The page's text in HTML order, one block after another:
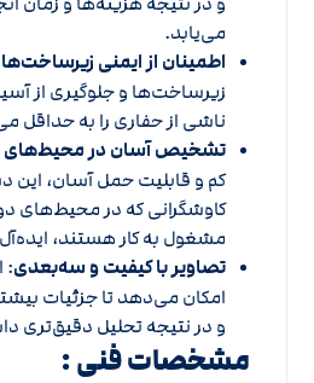
می‌یابد.
اطمینان از ایمنی زیرساخت‌ها
زیرساخت‌ها و جلوگیری از
ناشی از حفاری را به حداقل
تشخیص آسان در
کم و قابلیت حمل آسان، این
کاوشگرانی که در
مشغول به کار هستند،
تصاویر با کیفیت و سه‌بعدی:
امکان می‌دهد تا جزئیات
و در نتیجه تحلیل دقیق‌تری
مشخصات فنی :